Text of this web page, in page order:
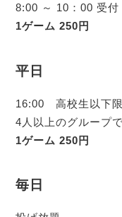
8:00 ～ 10：00 受
1ゲーム 250円
平日
16:00 高校生以下限
4人以上のグループで
1ゲーム 250円
毎日